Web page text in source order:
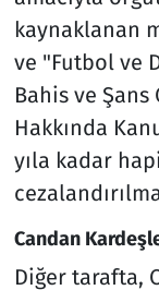
kaynaklanan
ve "Futbol ve
Bahis ve
Hakkında
yıla kadar
Candan
Diğer tarafta,